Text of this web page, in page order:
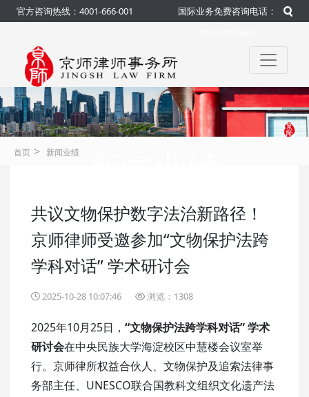
官方咨询热线：4001-666-001
国际业务免费咨询电话：
官方 咨询热线：4001-666-001
首页 > 新闻业绩
共议文物保护数字法治新路径！
京师律师受邀参加“文物保护法跨
学科对话” 学术研讨会
2025-10-28 10:07:46 浏览：1308
2025年10月25日， “文物保护法跨学科对话” 学术
研讨会在中央民族大学海淀校区中慧楼会议室举
行。京师律所权益合伙人、文物保护及追索法律事
务部主任、UNESCO联合国教科文组织文化遗产法